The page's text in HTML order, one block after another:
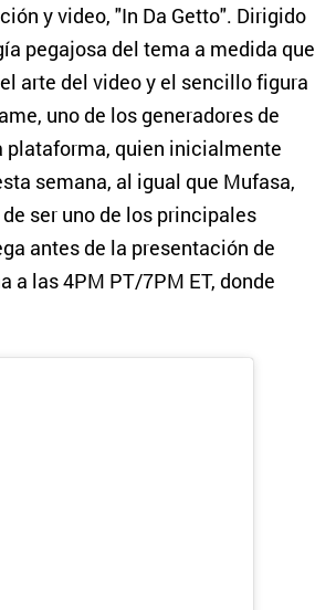
y video, "In Da Getto". Dirigido
pegajosa del tema a medida que
arte del video y el sencillo figura
uno de los generadores de
quien inicialmente
semana, al igual que Mufasa,
ser uno de los principales
antes de la presentación de
a las 4PM PT/7PM ET, donde